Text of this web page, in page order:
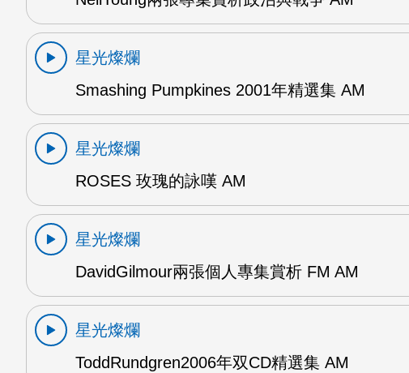
星光燦爛
Smashing Pumpkines 2001年精選集 AM
星光燦爛
ROSES 玫瑰的詠嘆 AM
星光燦爛
DavidGilmour兩張個人專集賞析 FM AM
星光燦爛
ToddRundgren2006年双CD精選集 AM